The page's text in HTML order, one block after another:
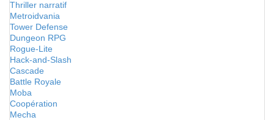
Thriller narratif
Metroidvania
Tower Defense
Dungeon RPG
Rogue-Lite
Hack-and-Slash
Cascade
Battle Royale
Moba
Coopération
Mecha